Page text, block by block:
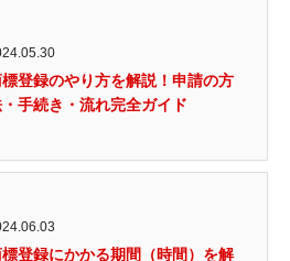
登録のやり方を解説！申請の方
手続き・流れ完全ガイド
登録にかかる期間（時間）を解